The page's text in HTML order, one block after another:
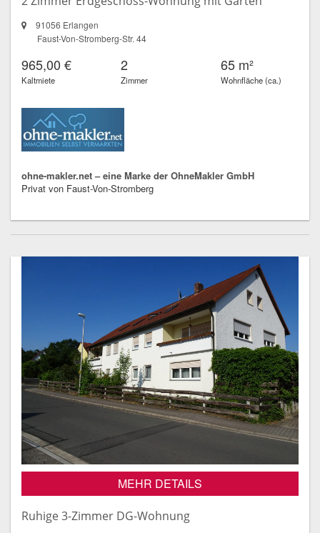
91056 Erlangen
Faust-Von-Stromberg-Str. 44
965,00 €
Kaltmiete
2
Zimmer
65 m²
Wohnfläche (ca.)
ohne-makler.net – eine Marke der OhneMakler GmbH
Privat von Faust-Von-Stromberg
MEHR DETAILS
Ruhige 3-Zimmer DG-Wohnung